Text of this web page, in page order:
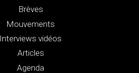
Brèves
Mouvements
Interviews vidéos
Articles
Agenda